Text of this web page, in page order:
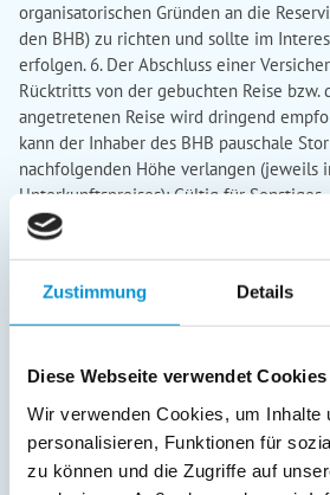
Zustimmung Details
Diese Webseite verwendet Cookies
Wir verwenden Cookies, um Inhalte
personalisieren, Funktionen für
zu können und die Zugriffe auf
organisatorischen Gründen an die
den BHB) zu richten und sollte im
erfolgen. 6. Der Abschluss einer
Rücktritts von der gebuchten Reise bzw.
angetretenen Reise wird dringend
kann der Inhaber des BHB pauschale
nachfolgenden Höhe verlangen (jeweils
Unterkunftspreises): Gültig für
Ferienhaus, Bungalow: - bis zum 45. Tag
zum 31. Tag vor Anreise 25 % - bis zum
Grundsatz von 90 %.
§ 6 Obliegenheiten
ist verpflichtet, dem BHB Mängel der
oder Ab¬hilfe zu verlangen. 2. Die
ausschließlich an den BHB, nicht an die
Rücktritt und/oder eine Kündigung des
erheblichen Mängeln zulässig und
innerhalb einer ihm vom Gast gesetzten